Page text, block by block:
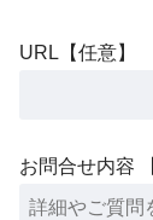
URL【任意】
お問合せ内容